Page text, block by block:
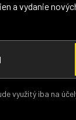
a vydanie
využitý iba na